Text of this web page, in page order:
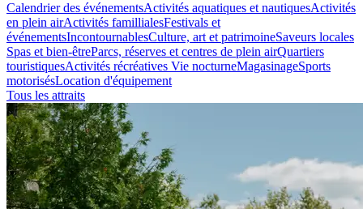
Calendrier des événementsActivités aquatiques et nautiquesActivités
en plein airActivités famillialesFestivals et
événementsIncontournablesCulture, art et patrimoineSaveurs locales
Spas et bien-êtreParcs, réserves et centres de plein airQuartiers
touristiquesActivités récréatives Vie nocturneMagasinageSports
motorisésLocation d'équipement
Tous les attraits